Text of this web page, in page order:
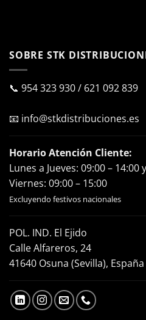
SOBRE STK
📞 954 323 930/ 621 092 839
📧 info@stkdistribuciones.es
Horario Atención Cliente:
Lunes a Jueves: 09:00 – 14:00
Viernes: 09:00 – 15:00
Excluyendo festivos nacionales
POL. IND. El Ejido
Calle Alfareros, 24
41640 Osuna (Sevilla), España